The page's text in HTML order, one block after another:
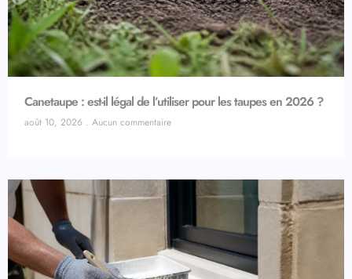
Canetaupe : est-il légal de l’utiliser pour les taupes en 2026 ?
août 10, 2026 Aucun commentaire